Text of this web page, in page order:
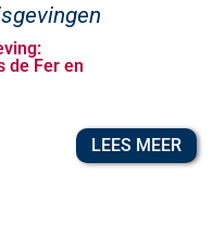
de Fer en
LEES MEER